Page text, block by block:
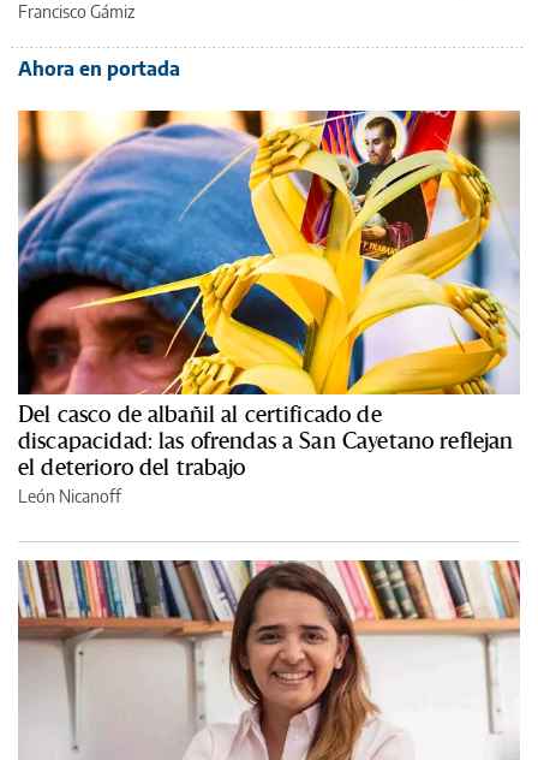
Francisco Gámiz
Ahora en portada
Del casco de albañil al certificado de
discapacidad: las ofrendas a San Cayetano reflejan
el deterioro del trabajo
León Nicanoff